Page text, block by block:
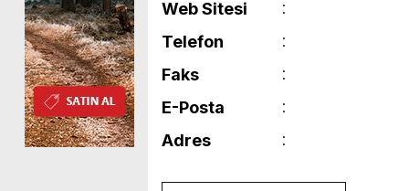
Web Sitesi
Telefon
Faks
E-Posta
Adres